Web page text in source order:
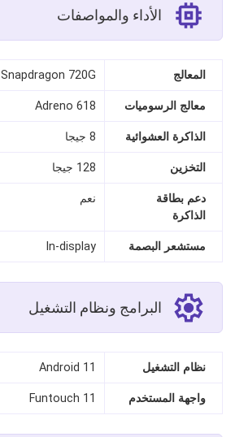
الأداء والمواصفات
المعالج Snapdragon 720G
معالج الرسوميات Adreno 618
الذاكرة العشوائية 8 جيجا
التخزين 128 جيجا
دعم بطاقة
الذاكرة
نعم
مستشعر البصمة In-display
البرامج ونظام التشغيل
نظام التشغيل Android 11
واجهة المستخدم Funtouch 11